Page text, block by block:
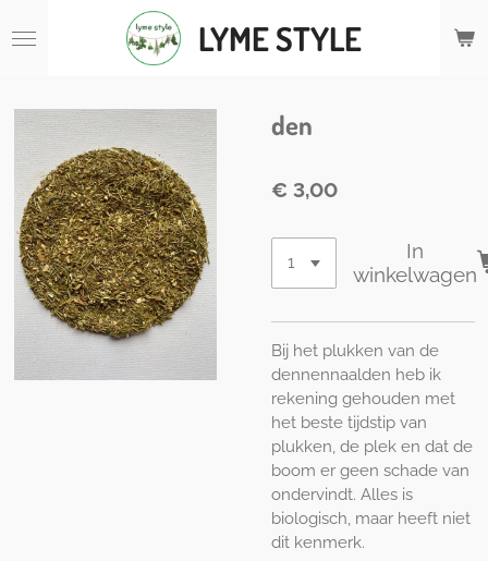
direct
hoofdinhoud
LYME STYLE
den
€ 3,00
In
winkelwagen
Bij het plukken van de
dennennaalden heb ik
rekening gehouden met
het beste tijdstip van
plukken, de plek en dat de
boom er geen schade van
ondervindt. Alles is
biologisch, maar heeft niet
dit kenmerk.